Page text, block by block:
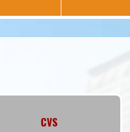
CVS